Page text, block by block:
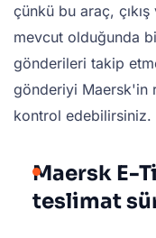
çünkü bu araç,
mevcut olduğunda
gönderileri takip
gönderiyi Maersk'in
kontrol edebilirsiniz.
Maersk E-
teslimat